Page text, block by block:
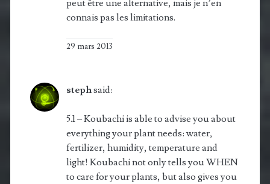
peut être une alternative, mais je n’en
connais pas les limitations.
29 mars 2013
stephsaid:
5.1 – Koubachi is able to advise you about
everything your plant needs: water,
fertilizer, hu­mi­di­ty, temperature and
light! Koubachi not only tells you WHEN
to care for your plants, but also gives you